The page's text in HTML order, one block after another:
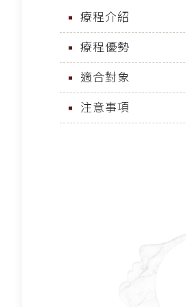
療程介紹
療程優勢
適合對象
注意事項